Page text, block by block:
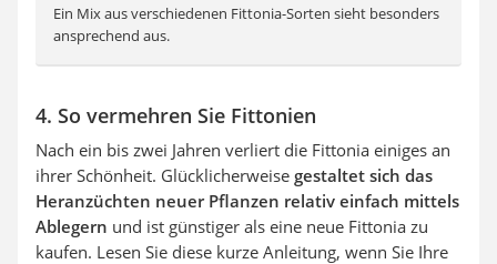
Ein Mix aus verschiedenen Fittonia-Sorten sieht besonders
ansprechend aus.
4. So vermehren Sie Fittonien
Nach ein bis zwei Jahren verliert die Fittonia einiges an
ihrer Schönheit. Glücklicherweise gestaltet sich das
Heranzüchten neuer Pflanzen relativ einfach mittels
Ablegern und ist günstiger als eine neue Fittonia zu
kaufen. Lesen Sie diese kurze Anleitung, wenn Sie Ihre